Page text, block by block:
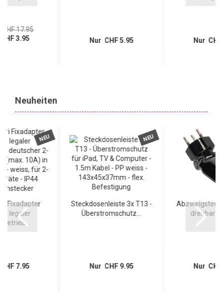
CHF 17.95
3.95
Nur CHF 5.95 Nur
Neuheiten
NEU
Fixadapter
- legaler
7.95
NEU
Steckdosenleiste 3x T13 -
Überstromschutz...
Nur CHF 9.95
drehbar
Nur